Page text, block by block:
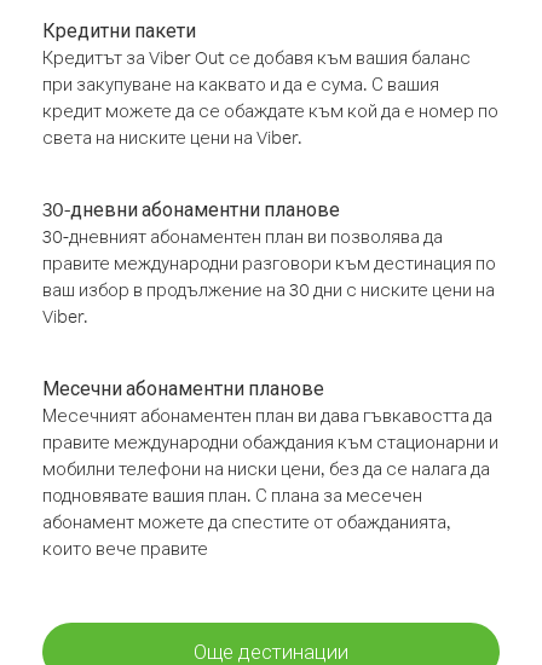
Кредитни пакети
Кредитът за Viber Out се добавя към вашия баланс
при закупуване на каквато и да е сума. С вашия
кредит можете да се обаждате към кой да е номер по
света на ниските цени на Viber.
30-дневни абонаментни планове
30-дневният абонаментен план ви позволява да
правите международни разговори към дестинация по
ваш избор в продължение на 30 дни с ниските цени на
Viber.
Месечни абонаментни планове
Месечният абонаментен план ви дава гъвкавостта да
правите международни обаждания към стационарни и
мобилни телефони на ниски цени, без да се налага да
подновявате вашия план. С плана за месечен
абонамент можете да спестите от обажданията,
които вече правите
Още дестинации